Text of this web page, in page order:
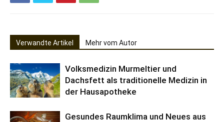
Verwandte Artikel Mehr vom Autor
Volksmedizin Murmeltier und
Dachsfett als traditionelle Medizin in
der Hausapotheke
Gesundes Raumklima und Neues aus